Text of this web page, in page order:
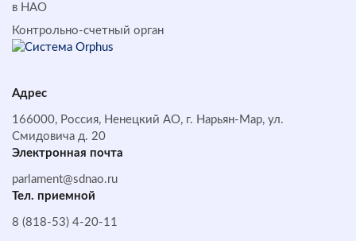
в НАО
Контрольно-счетный орган
Адрес
166000, Россия, Ненецкий АО, г. Нарьян-Мар, ул.
Смидовича д. 20
Электронная почта
parlament@sdnao.ru
Тел. приемной
8 (818-53) 4-20-11